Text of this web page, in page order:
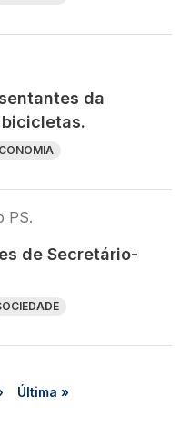
da
de Secretário-
página
Última página
Última »